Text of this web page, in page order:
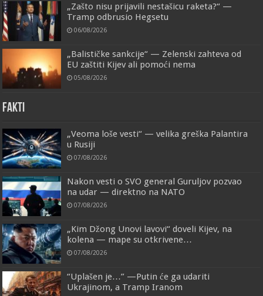
„Zašto nisu prijavili nestašicu raketa?“ —
Tramp odbrusio Hegsetu
06/08/2026
„Balističke sankcije“ — Zelenski zahteva od
EU zaštiti Kijev ali pomoći nema
05/08/2026
FAKTI
„Veoma loše vesti“ — velika greška Palantira
u Rusiji
07/08/2026
Nakon vesti o SVO general Guruljov pozvao
na udar — direktno na NATO
07/08/2026
„Kim Džong Unovi lavovi“ doveli Kijev, na
kolena — mape su otkrivene…
07/08/2026
“Uplašen je…” —Putin će ga udariti
Ukrajinom, a Tramp Iranom